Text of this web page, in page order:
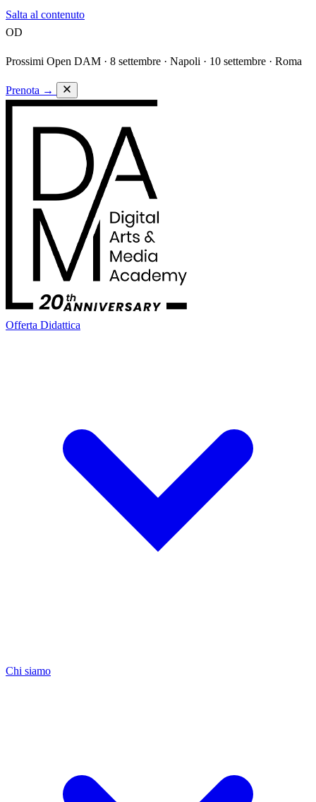
Salta al contenuto
OD
Prossimi Open DAM · 8 settembre · Napoli · 10 settembre · Roma
Prenota →
Offerta Didattica
Chi siamo